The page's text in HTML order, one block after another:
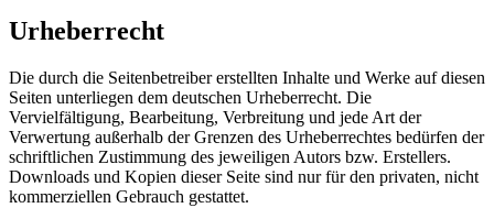
Urheberrecht
Die durch die Seitenbetreiber erstellten Inhalte und Werke auf diesen
Seiten unterliegen dem deutschen Urheberrecht. Die
Vervielfältigung, Bearbeitung, Verbreitung und jede Art der
Verwertung außerhalb der Grenzen des Urheberrechtes bedürfen der
schriftlichen Zustimmung des jeweiligen Autors bzw. Erstellers.
Downloads und Kopien dieser Seite sind nur für den privaten, nicht
kommerziellen Gebrauch gestattet.